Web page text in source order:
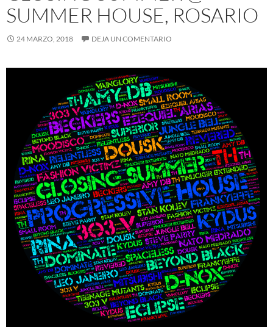
SUMMER HOUSE, ROSARIO
24 MARZO, 2018 DEJA UN COMENTARIO